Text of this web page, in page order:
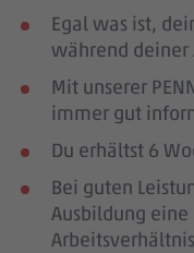
Egal was ist,
während deiner
Mit unserer
immer gut
Du erhältst 6
Bei guten
Ausbildung